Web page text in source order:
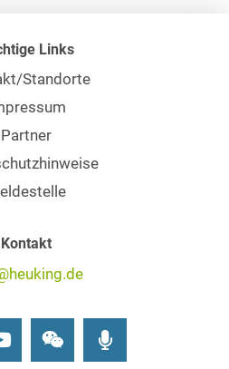
Links
Standorte
Partner
Kontakt
YoutubeWechat